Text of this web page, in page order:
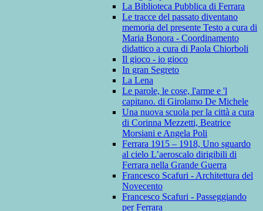
La Biblioteca Pubblica di Ferrara
Le tracce del passato diventano
memoria del presente Testo a cura di
Maria Bonora - Coordinamento
didattico a cura di Paola Chiorboli
Il gioco - io gioco
In gran Segreto
La Lena
Le parole, le cose, l'arme e 'l
capitano. di Girolamo De Michele
Una nuova scuola per la città a cura
di Corinna Mezzetti, Beatrice
Morsiani e Angela Poli
Ferrara 1915 – 1918, Uno sguardo
al cielo L’aeroscalo dirigibili di
Ferrara nella Grande Guerra
Francesco Scafuri - Architettura del
Novecento
Francesco Scafuri - Passeggiando
per Ferrara